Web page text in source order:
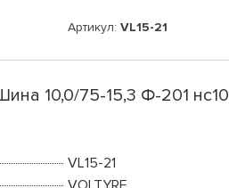
Артикул: VL15-21
10,0/75-15,3 Ф-201 нс10
VL15-21